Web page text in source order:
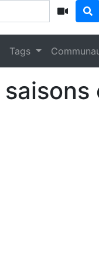
Tags